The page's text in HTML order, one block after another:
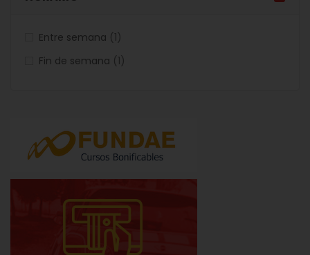
Entre semana 1artículo
Fin de semana
1artículo